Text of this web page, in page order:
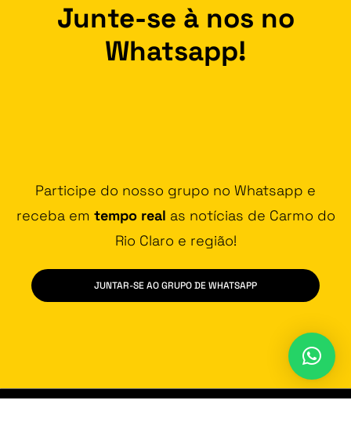
Junte-se à nos no
Whatsapp!
Participe do nosso grupo no Whatsapp e
receba em tempo real as notícias de Carmo do
Rio Claro e região!
JUNTAR-SE AO GRUPO DE WHATSAPP